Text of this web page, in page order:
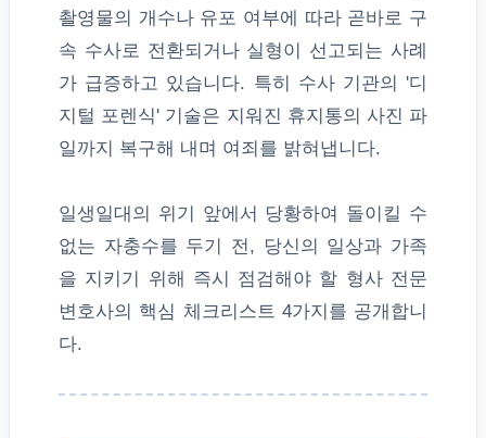
촬영물의 개수나 유포 여부에 따라 곧바로 구
속 수사로 전환되거나 실형이 선고되는 사례
가 급증하고 있습니다. 특히 수사 기관의 '디
지털 포렌식' 기술은 지워진 휴지통의 사진 파
일까지 복구해 내며 여죄를 밝혀냅니다.
일생일대의 위기 앞에서 당황하여 돌이킬 수
없는 자충수를 두기 전, 당신의 일상과 가족
을 지키기 위해 즉시 점검해야 할 형사 전문
변호사의 핵심 체크리스트 4가지를 공개합니
다.